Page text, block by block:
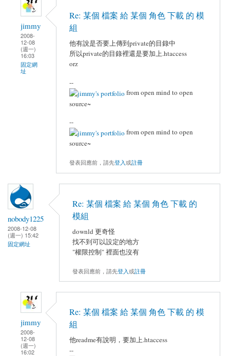
jimmy
2008-
12-08
(週一)
16:03
固定網
址
Re: 某個 檔案 給 某個 角色 下載 的 模
組
他有說是否要上傳到private的目錄中
所以private的目錄裡還是要加上.htaccess
orz
--
from open mind to open
source~
--
from open mind to open
source~
發表回應前，請先登入或註冊
nobody1225
2008-12-08
(週一) 15:42
固定網址
Re: 某個 檔案 給 某個 角色 下載 的
模組
downld 更奇怪
找不到可以設定的地方
"權限控制" 裡面也沒有
發表回應前，請先登入或註冊
jimmy
2008-
12-08
(週一)
16:02
Re: 某個 檔案 給 某個 角色 下載 的 模
組
他readme有說明，要加上.htaccess
--